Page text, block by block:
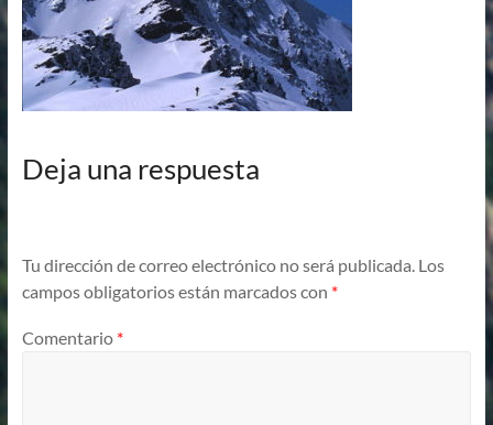
Deja una respuesta
Tu dirección de correo electrónico no será publicada. Los
campos obligatorios están marcados con *
Comentario *